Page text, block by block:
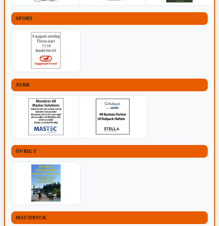
SPORT
JOBB
ÖVRIGT
MAT/DRYCK